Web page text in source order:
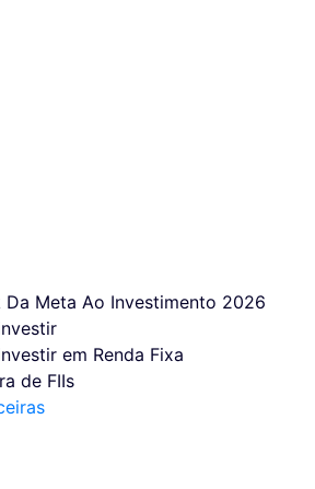
Da Meta Ao Investimento 2026
em Renda Fixa
de FIIs